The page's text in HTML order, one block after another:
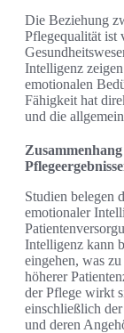
Die Beziehung
Pflegequalität ist
Intelligenz
emotionalen
Fähigkeit hat
und die
Studien belegen
emotionaler
Intelligenz kann
eingehen, was
höherer
der Pflege wirkt
einschließlich
und deren